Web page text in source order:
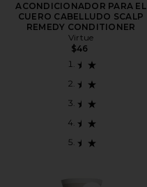
ACONDICIONADOR PARA EL
CUERO CABELLUDO SCALP
REMEDY CONDITIONER
Virtue
$46